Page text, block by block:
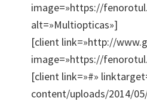
image=»https://
alt=»Multiopticas»]
[client link=»http://
image=»https://
[client link=»#»
content/uploads/2014/